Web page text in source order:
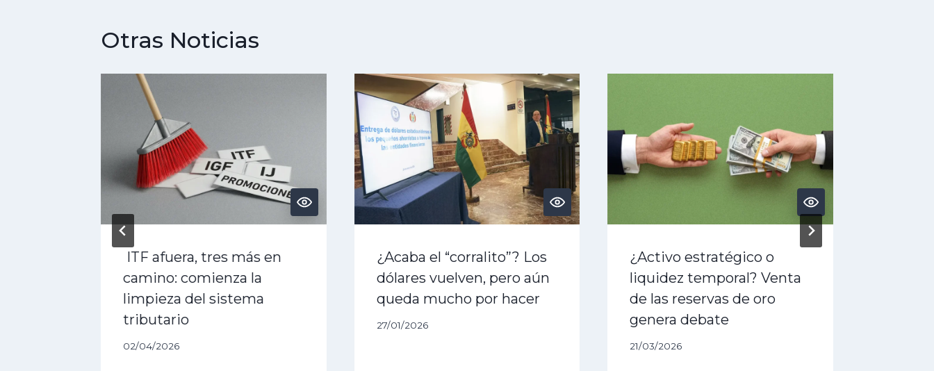
Otras Noticias
ITF afuera, tres más en
camino: comienza la
limpieza del sistema
tributario
02/04/2026
¿Acaba el “corralito”? Los
dólares vuelven, pero aún
queda mucho por hacer
27/01/2026
¿Activo estratégico o
liquidez temporal? Venta
de las reservas de oro
genera debate
21/03/2026